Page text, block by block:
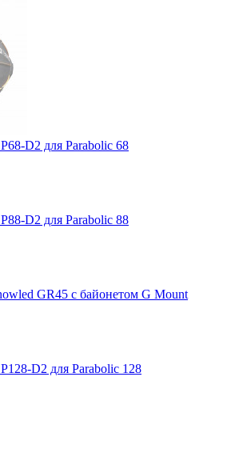
D2 для Parabolic 68
D2 для Parabolic 88
GR45 с байонетом G Mount
D2 для Parabolic 128